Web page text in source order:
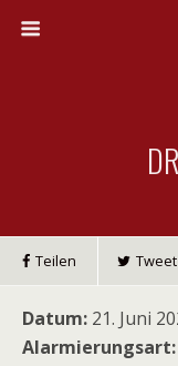
Teilen Tweet
Datum: 21. Juni
Alarmierungsart: